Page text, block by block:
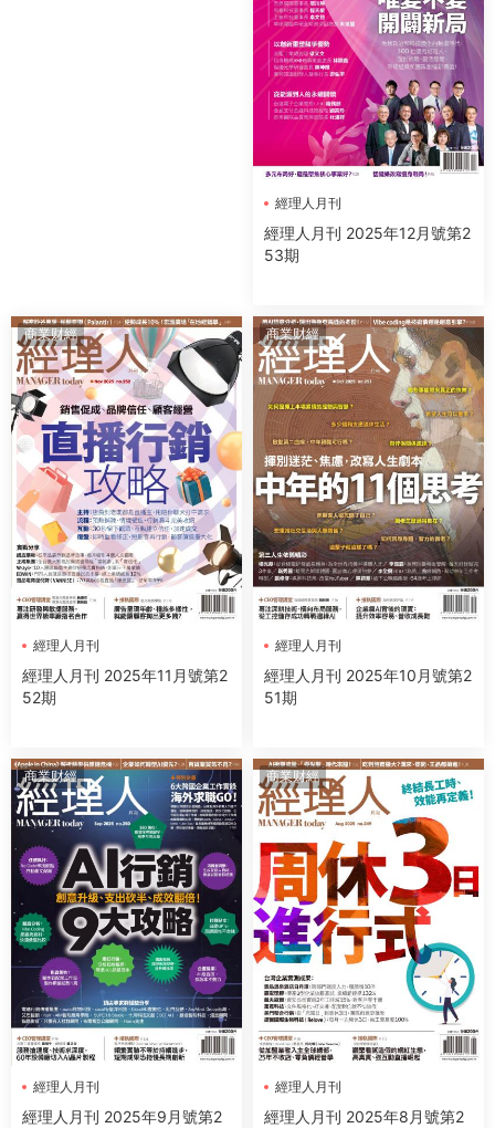
經理人月刊
經理人月刊 2025年12月號第2
53期
商業财經
經理人月刊
經理人月刊 2025年11月號第2
52期
商業财經
經理人月刊
經理人月刊 2025年10月號第2
51期
商業财經
經理人月刊
經理人月刊 2025年9月號第2
商業财經
經理人月刊
經理人月刊 2025年8月號第2